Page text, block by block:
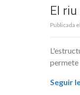
El
Publicada el
permete
Seguir